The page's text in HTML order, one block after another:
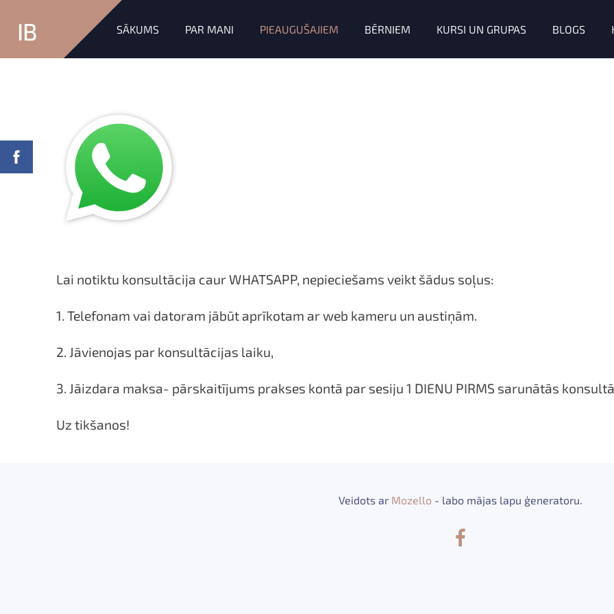
IB SĀKUMS PAR MANI PIEAUGUŠAJIEM BĒRNIEM KURSI UN GRUPAS BLOGS
Lai notiktu konsultācija caur WHATSAPP, nepieciešams veikt šādus soļus:
1. Telefonam vai datoram jābūt aprīkotam ar web kameru un austiņām.
2. Jāvienojas par konsultācijas laiku,
3. Jāizdara maksa- pārskaitījums prakses kontā par sesiju 1 DIENU PIRMS sarunātās
Uz tikšanos!
Veidots ar Mozello - labo mājas lapu ģeneratoru.